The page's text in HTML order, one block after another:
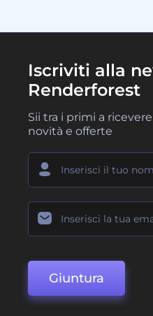
Iscriviti alla
Renderforest
Sii tra i primi a
novità e offerte
Giuntura